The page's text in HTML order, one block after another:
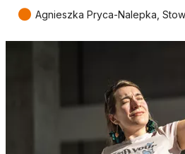
● Agnieszka Pryca-Nalepka,